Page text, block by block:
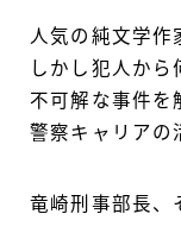
人気の純文学作
しかし犯人から
不可解な事件を
警察キャリアの
竜崎刑事部長、